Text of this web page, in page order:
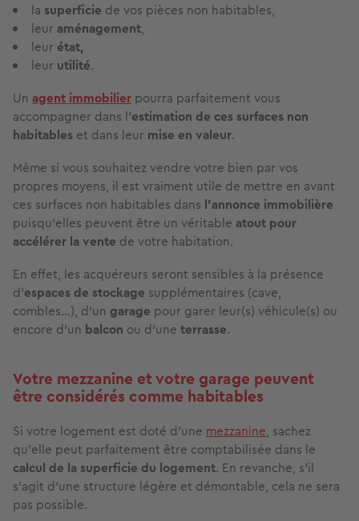
la superficie de vos pièces non habitables,
leur aménagement,
leur état,
leur utilité.
Un agent immobilier pourra parfaitement vous
accompagner dans l'estimation de ces surfaces non
habitables et dans leur mise en valeur.
Même si vous souhaitez vendre votre bien par vos
propres moyens, il est vraiment utile de mettre en avant
ces surfaces non habitables dans l'annonce immobilière
puisqu'elles peuvent être un véritable atout pour
accélérer la vente de votre habitation.
En effet, les acquéreurs seront sensibles à la présence
d'espaces de stockage supplémentaires (cave,
combles…), d'un garage pour garer leur(s) véhicule(s) ou
encore d'un balcon ou d'une terrasse.
Votre mezzanine et votre garage peuvent
être considérés comme habitables
Si votre logement est doté d'une mezzanine, sachez
qu'elle peut parfaitement être comptabilisée dans le
calcul de la superficie du logement. En revanche, s'il
s'agit d'une structure légère et démontable, cela ne sera
pas possible.